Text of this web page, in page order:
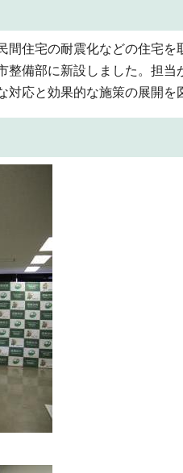
住宅の耐震化などの住宅を
備部に新設しました。担当
応と効果的な施策の展開を